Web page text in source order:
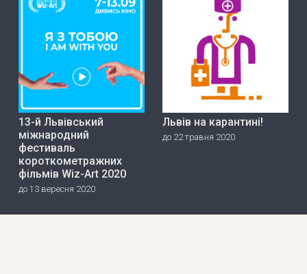
13-й Львівський
міжнародний
фестиваль
короткометражних
фільмів Wiz-Art 2020
до 13 вересня 2020
Львів на карантині!
до 22 травня 2020